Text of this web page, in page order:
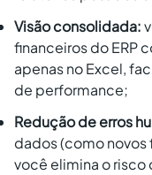
Visão consolidada:
financeiros do ERP
apenas no Excel,
de performance;
Redução de erros
dados (como novos
você elimina o risco